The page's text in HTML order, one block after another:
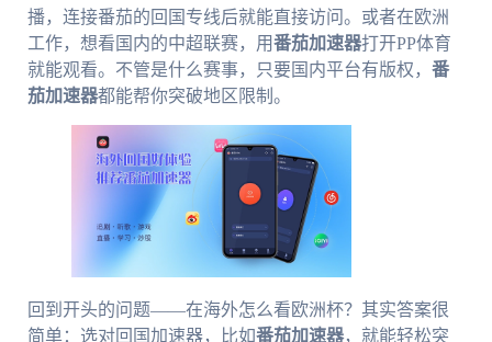
播，连接番茄的回国专线后就能直接访问。或者在欧洲
工作，想看国内的中超联赛，用番茄加速器打开PP体育
就能观看。不管是什么赛事，只要国内平台有版权， 番
茄加速器都能帮你突破地区限制。
回到开头的问题——在海外怎么看欧洲杯？其实答案很
简单：选对回国加速器，比如番茄加速器，就能轻松突